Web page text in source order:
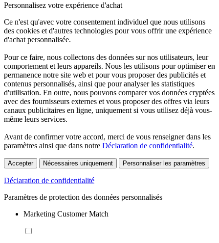
Personnalisez votre expérience d'achat
Ce n'est qu'avec votre consentement individuel que nous utilisons
des cookies et d'autres technologies pour vous offrir une expérience
d'achat personnalisée.
Pour ce faire, nous collectons des données sur nos utilisateurs, leur
comportement et leurs appareils. Nous les utilisons pour optimiser en
permanence notre site web et pour vous proposer des publicités et
contenus personnalisés, ainsi que pour analyser les statistiques
d'utilisation. En outre, nous pouvons comparer vos données cryptées
avec des fournisseurs externes et vous proposer des offres via leurs
canaux publicitaires en ligne, uniquement si vous utilisez déjà vous-
même leurs services.
Avant de confirmer votre accord, merci de vous renseigner dans les
paramètres ainsi que dans notre Déclaration de confidentialité.
Accepter Nécessaires uniquement Personnaliser les paramètres
Déclaration de confidentialité
Paramètres de protection des données personnalisés
Marketing Customer Match